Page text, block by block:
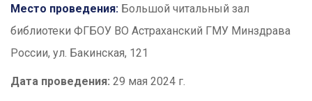
Место проведения: Большой читальный зал
библиотеки ФГБОУ ВО Астраханский ГМУ Минздрава
России, ул. Бакинская, 121
Дата проведения: 29 мая 2024 г.